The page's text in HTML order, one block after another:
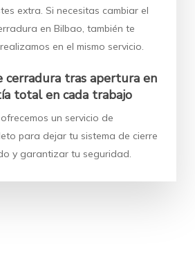
extra. Si necesitas cambiar el
en Bilbao, también te
en el mismo servicio.
cerradura tras apertura en
total en cada trabajo
un servicio de
para dejar tu sistema de cierre
y garantizar tu seguridad.